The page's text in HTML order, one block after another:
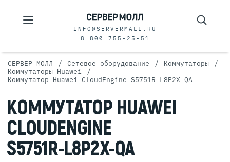
INFO@SERVERMALL.RU
8 800 755-25-51
СЕРВЕР МОЛЛ / Сетевое оборудование / Коммутаторы /
Коммутаторы Huawei /
Коммутатор Huawei CloudEngine S5751R-L8P2X-QA
КОММУТАТОР HUAWEI
CLOUDENGINE
S5751R-L8P2X-QA